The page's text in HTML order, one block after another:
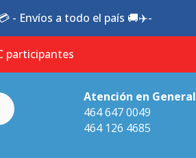
- Envíos a todo el país 🚚✈️-
participantes
Atención en General
464 647 0049
464 126 4685